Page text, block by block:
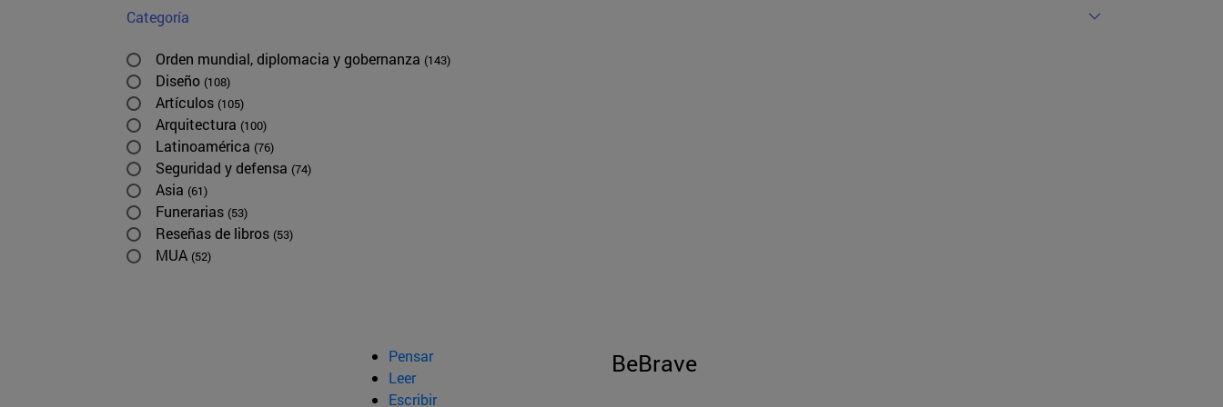
Categoría
Orden mundial, diplomacia y gobernanza (143)
Diseño (108)
Artículos (105)
Arquitectura (100)
Latinoamérica (76)
Seguridad y defensa (74)
Asia (61)
Funerarias (53)
Reseñas de libros (53)
MUA (52)
Pensar
Leer
Escribir
BeBrave